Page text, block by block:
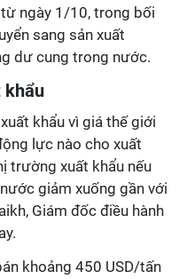
ngày 1/10, trong bối
sang sản xuất
dư cung trong nước.
khẩu
khẩu vì giá thế giới
lực nào cho xuất
trường xuất khẩu nếu
giảm xuống gần với
Giám đốc điều hành
khoảng 450 USD/tấn